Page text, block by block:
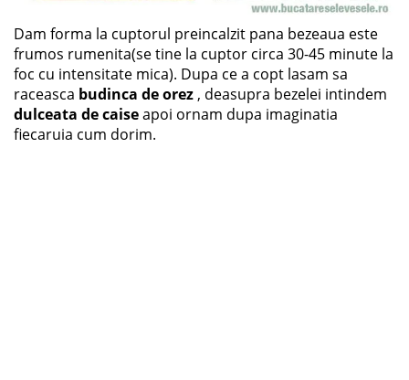
Dam forma la cuptorul preincalzit pana bezeaua este
frumos rumenita(se tine la cuptor circa 30-45 minute la
foc cu intensitate mica). Dupa ce a copt lasam sa
raceasca budinca de orez , deasupra bezelei intindem
dulceata de caiseapoi ornam dupa imaginatia
fiecaruia cum dorim.